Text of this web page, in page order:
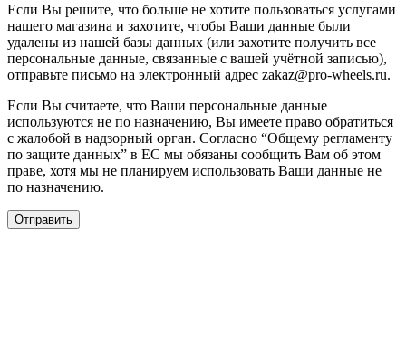
Если Вы решите, что больше не хотите пользоваться услугами
нашего магазина и захотите, чтобы Ваши данные были
удалены из нашей базы данных (или захотите получить все
персональные данные, связанные с вашей учётной записью),
отправьте письмо на электронный адрес zakaz@pro-wheels.ru.
Если Вы считаете, что Ваши персональные данные
используются не по назначению, Вы имеете право обратиться
с жалобой в надзорный орган. Согласно “Общему регламенту
по защите данных” в ЕС мы обязаны сообщить Вам об этом
праве, хотя мы не планируем использовать Ваши данные не
по назначению.
Отправить